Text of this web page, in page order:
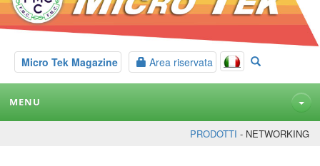
Micro Tek Magazine Area riservata
MENU
PRODOTTI - NETWORKING